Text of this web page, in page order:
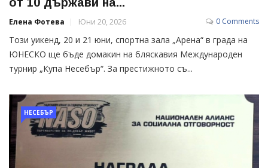
Елена Фотева Юни 20, 2026 0 Comments
Този уикенд, 20 и 21 юни, спортна зала „Арена“ в града на
ЮНЕСКО ще бъде домакин на бляскавия Международен
турнир „Купа Несебър“. За престижното съ...
НЕСЕБЪР